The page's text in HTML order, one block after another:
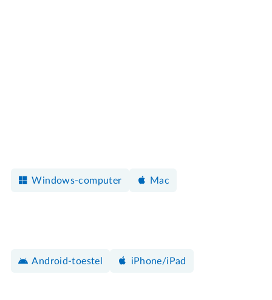
Windows-computer Mac
Android-toestel iPhone/iPad